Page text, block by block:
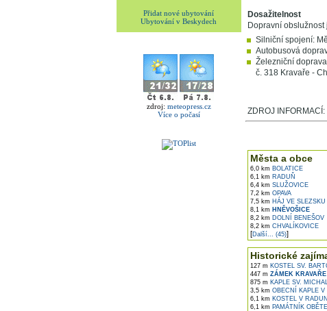
Přidat nové ubytování
Ubytování v Beskydech
zdroj: meteopress.cz
Více o počasí
Dosažitelnost
Dopravní
Silniční spojení:
Autobusová
Železniční
č. 318 Kravaře -
ZDROJ
Města a obce
6,0 km BOLATICE
6,1 km RADUŇ
6,4 km SLUŽOVICE
7,2 km OPAVA
7,5 km HÁJ VE SLEZSKU
8,1 km HNĚVOŠICE
8,2 km DOLNÍ BENEŠOV
8,2 km CHVALÍKOVICE
[Další... (45)]
Historické
127 m KOSTEL SV.
447 m ZÁMEK KRAVAŘE
875 m KAPLE SV.
3,5 km OBECNÍ KAPLE
6,1 km KOSTEL V RADUNI
6,1 km PAMÁTNÍK